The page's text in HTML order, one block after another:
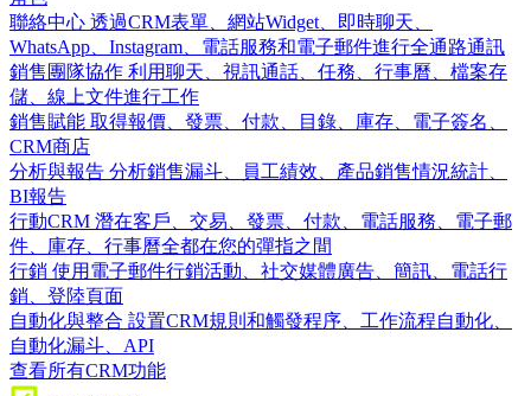
聯絡中心 透過CRM表單、網站Widget、即時聊天、
WhatsApp、Instagram、電話服務和電子郵件進行全通路通訊
銷售團隊協作 利用聊天、視訊通話、任務、行事曆、檔案存
儲、線上文件進行工作
銷售賦能 取得報價、發票、付款、目錄、庫存、電子簽名、
CRM商店
分析與報告 分析銷售漏斗、員工績效、產品銷售情況統計、
BI報告
行動CRM 潛在客戶、交易、發票、付款、電話服務、電子郵
件、庫存、行事曆全都在您的彈指之間
行銷 使用電子郵件行銷活動、社交媒體廣告、簡訊、電話行
銷、登陸頁面
自動化與整合 設置CRM規則和觸發程序、工作流程自動化、
自動化漏斗、API
查看所有CRM功能